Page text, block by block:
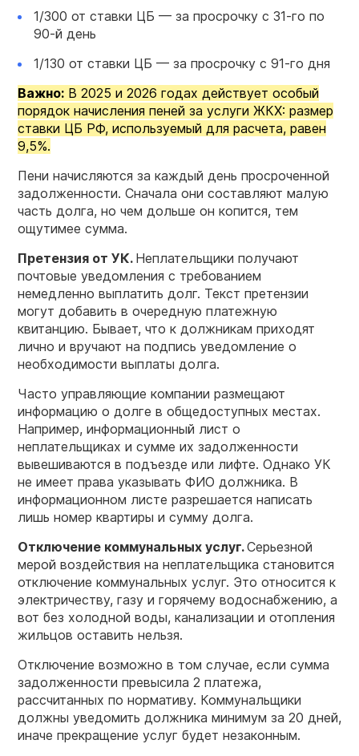
1/300 от ставки ЦБ — за просрочку с 31-го по
90-й день
1/130 от ставки ЦБ — за просрочку с 91-го дня
Важно: В 2025 и 2026 годах действует особый
порядок начисления пеней за услуги ЖКХ: размер
ставки ЦБ РФ, используемый для расчета, равен
9,5%.
Пени начисляются за каждый день просроченной
задолженности. Сначала они составляют малую
часть долга, но чем дольше он копится, тем
ощутимее сумма.
Претензия от УК. Неплательщики получают
почтовые уведомления с требованием
немедленно выплатить долг. Текст претензии
могут добавить в очередную платежную
квитанцию. Бывает, что к должникам приходят
лично и вручают на подпись уведомление о
необходимости выплаты долга.
Часто управляющие компании размещают
информацию о долге в общедоступных местах.
Например, информационный лист о
неплательщиках и сумме их задолженности
вывешиваются в подъезде или лифте. Однако УК
не имеет права указывать ФИО должника. В
информационном листе разрешается написать
лишь номер квартиры и сумму долга.
Отключение коммунальных услуг.Серьезной
мерой воздействия на неплательщика становится
отключение коммунальных услуг. Это относится к
электричеству, газу и горячему водоснабжению, а
вот без холодной воды, канализации и отопления
жильцов оставить нельзя.
Отключение возможно в том случае, если сумма
задолженности превысила 2 платежа,
рассчитанных по нормативу. Коммунальщики
должны уведомить должника минимум за 20 дней,
иначе прекращение услуг будет незаконным.